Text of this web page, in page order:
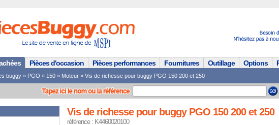
Pièces d'occasion Pièces performances Fournitures Outillage Options
buggy » PGO » 150 » Moteur » Vis de richesse pour buggy PGO 150 200 et 250
Vis de richesse pour buggy PGO 150 200 et 250
référence : K4460020100